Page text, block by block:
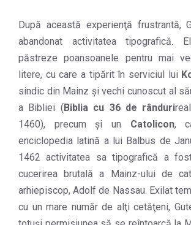
După această experienţă frustrantă,
abandonat activitatea tipografică.
păstreze poansoanele pentru mai
litere, cu care a tipărit în serviciul lui
sindic din Mainz şi vechi cunoscut al
a Bibliei (Biblia cu 36 de rânduri
1460), precum şi un Catolicon,
enciclopedia latină a lui Balbus de
1462 activitatea sa tipografică a
cucerirea brutală a Mainz-ului de
arhiepiscop, Adolf de Nassau. Exilat
cu un mare număr de alţi cetăţeni,